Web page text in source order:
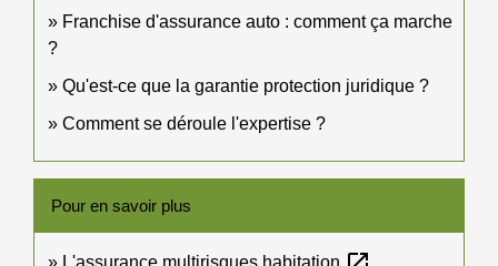
Franchise d'assurance auto : comment ça marche
?
Qu'est-ce que la garantie protection juridique ?
Comment se déroule l'expertise ?
Pour en savoir plus
L'assurance multirisques habitation